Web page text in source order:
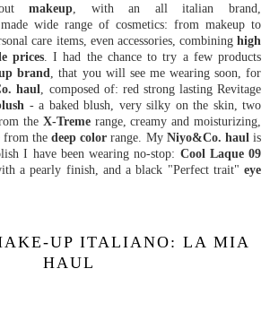
makeup , with an all italian brand,
wide range of cosmetics: from makeup to
care items, even accessories, combining high
prices. I had the chance to try a few products
brand , that you will see me wearing soon, for
haul , composed of: red strong lasting Revitage
- a baked blush, very silky on the skin, two
the X-Treme range, creamy and moisturizing,
from thedeep colorrange. MyNiyo&Co. haul is
I have been wearing no-stop: Cool Laque 09
a pearly finish, and a black "Perfect trait" eye
UP ITALIANO: LA MIA
HAUL